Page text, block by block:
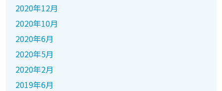
2020年12月
2020年10月
2020年6月
2020年5月
2020年2月
2019年6月